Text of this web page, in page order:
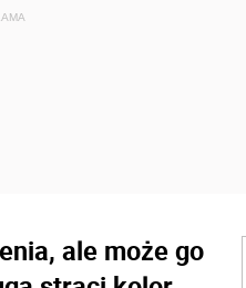
ale może go